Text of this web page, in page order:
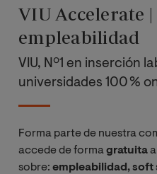
técnicas de
investigación
en
comunicación
social
estilos para la
comunicación
de la ciencia y
VIU Accelerate
empleabilidad
VIU, Nº1 en inserción
universidades 100 %
Forma parte de nuestra
accede de formagratuita
sobre: empleabilidad, soft